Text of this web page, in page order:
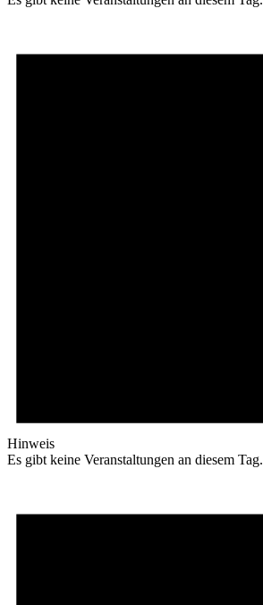
Hinweis
Es gibt keine Veranstaltungen an diesem Tag.